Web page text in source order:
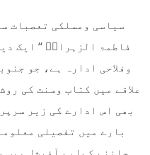
content
سیاسی ومسلکی تعصبات
فاطمۃ الزہراءؓ ‘‘ ایک
وفلاحی ادارہ ہے، جو
علاقے میں کتاب وسنت کی
بھی اس ادارے کی زیر
بارے میں تفصیلی